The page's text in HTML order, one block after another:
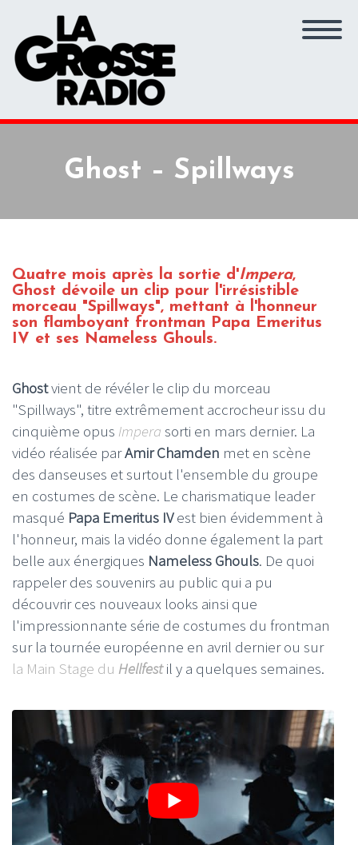
Ghost – Spillways
Quatre mois après la sortie d'Impera,
Ghost dévoile un clip pour l'irrésistible
morceau "Spillways", mettant à l'honneur
son flamboyant frontman Papa Emeritus
IV et ses Nameless Ghouls.
Ghostvient de révéler le clip du morceau
"Spillways", titre extrêmement accrocheur issu du
cinquième opus Impera sorti en mars dernier. La
vidéo réalisée parAmir Chamden met en scène
des danseuses et surtout l'ensemble du groupe
en costumes de scène. Le charismatique leader
masqué Papa Emeritus IVest bien évidemment à
l'honneur, mais la vidéo donne également la part
belle aux énergiques Nameless Ghouls. De quoi
rappeler des souvenirs au public qui a pu
découvrir ces nouveaux looks ainsi que
l'impressionnante série de costumes du frontman
sur la tournée européenne en avril dernier ou sur
la Main Stage du Hellfestil y a quelques semaines.